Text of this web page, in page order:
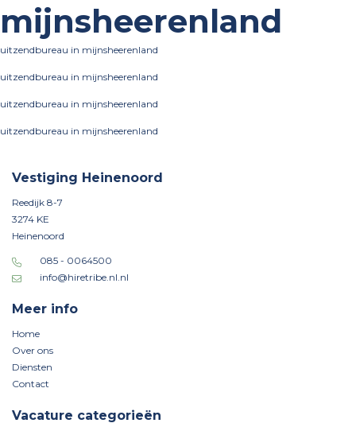
mijnsheerenland
uitzendbureau in mijnsheerenland
uitzendbureau in mijnsheerenland
uitzendbureau in mijnsheerenland
uitzendbureau in mijnsheerenland
Vestiging Heinenoord
Reedijk 8-7
3274 KE
Heinenoord
085 - 0064500
info@hiretribe.nl.nl
Meer info
Home
Over ons
Diensten
Contact
Vacature categorieën